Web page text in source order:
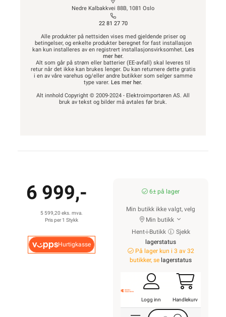
Nedre Kalbakkvei 88B, 1081 Oslo
22 81 27 70
Alle produkter på nettsiden vises med gjeldende priser og
betingelser, og enkelte produkter beregnet for fast installasjon
kan kun installeres av en registrert installasjonsvirksomhet. Les
mer her.
Alt som går på strøm eller batterier (EE-avfall) skal leveres til
retur når det ikke kan brukes lenger. Du kan returnere dette gratis
i en av våre varehus og/eller andre butikker som selger samme
type varer. Les mer her.
Alt innhold Copyright © 2009-2024 - Elektroimportøren AS. All
bruk av tekst og bilder må avtales før bruk.
6 999,-
5 599,20 eks. mva.
Pris per 1 Stykk
Hurtigkasse
6± på lager
Min butikk ikke valgt, velg
Min butikk
Hent-i-Butikk
Sjekk
lagerstatus
På lager kun i 3 av 32
butikker, se lagerstatus
Logg inn Handlekurv